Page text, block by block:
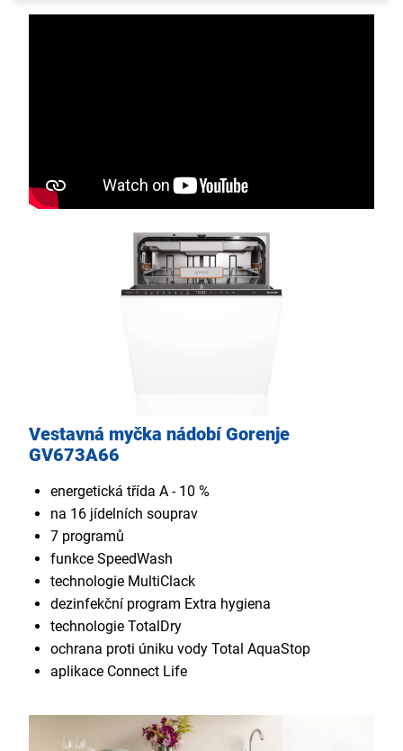
Vestavná myčka nádobí Gorenje
GV673A66
energetická třída A - 10 %
na 16 jídelních souprav
7 programů
funkce SpeedWash
technologie MultiClack
dezinfekční program Extra hygiena
technologie TotalDry
ochrana proti úniku vody Total AquaStop
aplikace Connect Life